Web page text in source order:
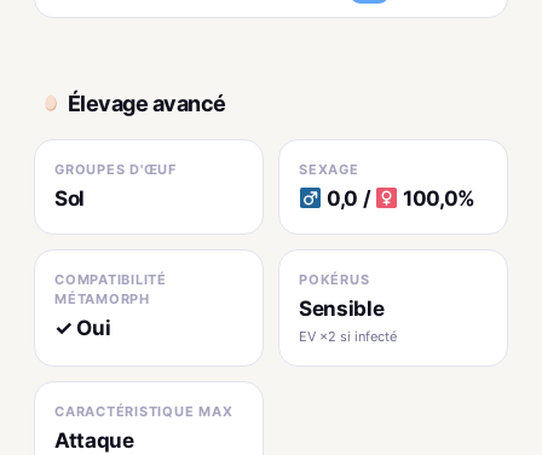
Élevage avancé
GROUPES D'ŒUF
Sol
SEXAGE
0,0 / 100,0%
COMPATIBILITÉ
MÉTAMORPH
✓ Oui
POKÉRUS
Sensible
EV ×2 si infecté
CARACTÉRISTIQUE MAX
Attaque